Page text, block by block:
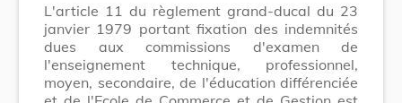
L'article 11 du règlement grand-ducal du 23
janvier 1979 portant fixation des indemnités
dues aux commissions d'examen de
l'enseignement technique, professionnel,
moyen, secondaire, de l'éducation différenciée